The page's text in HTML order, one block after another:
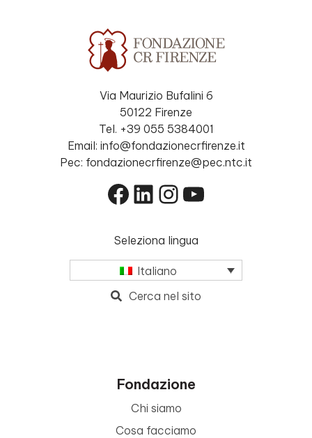
Via Maurizio Bufalini 6
50122 Firenze
Tel. +39 055 5384001
Email: info@fondazionecrfirenze.it
Pec: fondazionecrfirenze@pec.ntc.it
Facebook
LinkedIn
Instagram
YouTube
Seleziona lingua
Italiano
Cerca nel sito
Fondazione
Chi siamo
Cosa facciamo